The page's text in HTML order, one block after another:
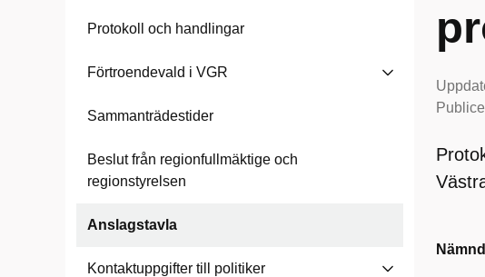
Protokoll och handlingar
Förtroendevald i VGR
Sammanträdestider
Beslut från regionfullmäktige och
regionstyrelsen
Anslagstavla
Kontaktuppgifter till politiker